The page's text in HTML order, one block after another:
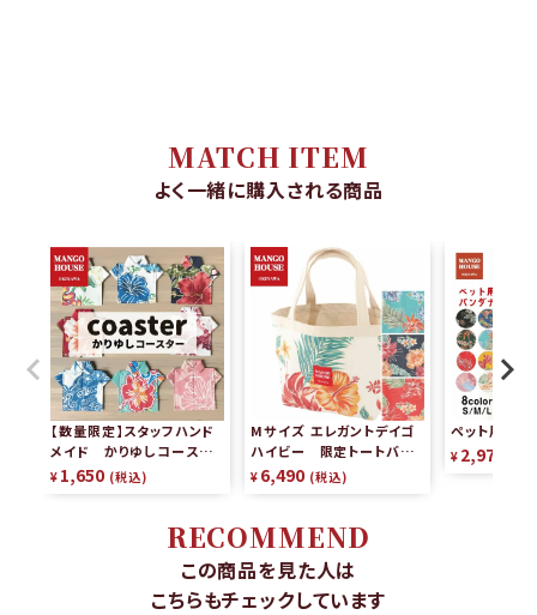
MATCH ITEM
よく一緒に購入される商品
【数量限定】スタッフハンド
メイド かりゆしコースタ
ー（2枚組）
¥ 1,650 税込
Mサイズ エレガントデイゴ
ハイビー 限定トートバッグ
リバーシブル
¥ 6,490 税込
ペット用かり
¥ 2,970
RECOMMEND
この商品を見た人は
こちらもチェックしています